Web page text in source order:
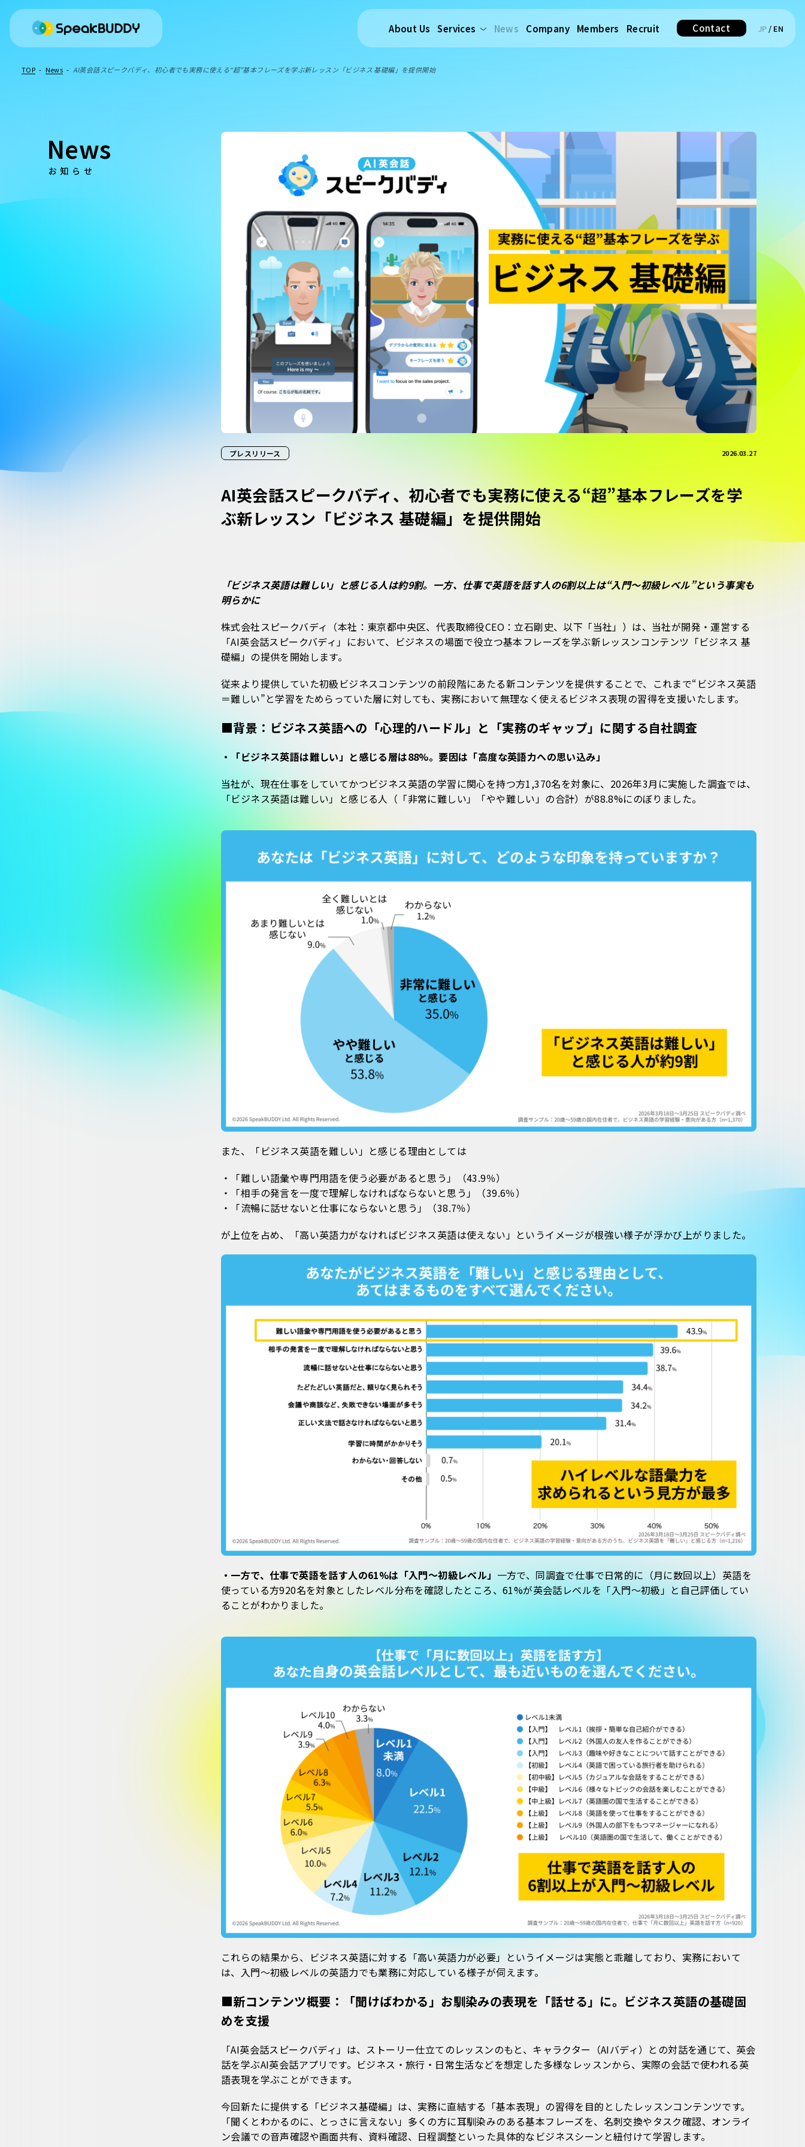
About Us Services News Company Members Recruit Contact JP / EN
TOP - News - AI英会話スピークバディ、初心者でも実務に使える“超”基本フレーズを学ぶ新レッスン「ビジネス 基礎編」を提供開始
News
お知らせ
プレスリリース 2026.03.27
AI英会話スピークバディ、初心者でも実務に使える“超”基本フレーズを学
ぶ新レッスン「ビジネス 基礎編」を提供開始
「ビジネス英語は難しい」と感じる人は約9割。一方、仕事で英語を話す人の6割以上は“入門〜初級レベル”という事実も
明らかに
株式会社スピークバディ（本社：東京都中央区、代表取締役CEO：立石剛史、以下「当社」）は、当社が開発・運営する
「AI英会話スピークバディ」において、ビジネスの場面で役立つ基本フレーズを学ぶ新レッスンコンテンツ「ビジネス 基
礎編」の提供を開始します。
従来より提供していた初級ビジネスコンテンツの前段階にあたる新コンテンツを提供することで、これまで“ビジネス英語
＝難しい”と学習をためらっていた層に対しても、実務において無理なく使えるビジネス表現の習得を支援いたします。
■背景：ビジネス英語への「心理的ハードル」と「実務のギャップ」に関する自社調査
・「ビジネス英語は難しい」と感じる層は88%。要因は「高度な英語力への思い込み」
当社が、現在仕事をしていてかつビジネス英語の学習に関心を持つ方1,370名を対象に、2026年3月に実施した調査では、
「ビジネス英語は難しい」と感じる人（「非常に難しい」「やや難しい」の合計）が88.8%にのぼりました。
また、「ビジネス英語を難しい」と感じる理由としては
・「難しい語彙や専門用語を使う必要があると思う」（43.9％）
・「相手の発言を一度で理解しなければならないと思う」（39.6％）
・「流暢に話せないと仕事にならないと思う」（38.7％）
が上位を占め、「高い英語力がなければビジネス英語は使えない」というイメージが根強い様子が浮かび上がりました。
・一方で、仕事で英語を話す人の61%は「入門〜初級レベル」 一方で、同調査で仕事で日常的に（月に数回以上）英語を
使っている方920名を対象としたレベル分布を確認したところ、61%が英会話レベルを「入門〜初級」と自己評価してい
ることがわかりました。
これらの結果から、ビジネス英語に対する「高い英語力が必要」というイメージは実態と乖離しており、実務において
は、入門〜初級レベルの英語力でも業務に対応している様子が伺えます。
■新コンテンツ概要：「聞けばわかる」お馴染みの表現を「話せる」に。ビジネス英語の基礎固
めを支援
「AI英会話スピークバディ」は、ストーリー仕立てのレッスンのもと、キャラクター（AIバディ）との対話を通じて、英会
話を学ぶAI英会話アプリです。ビジネス・旅行・日常生活などを想定した多様なレッスンから、実際の会話で使われる英
語表現を学ぶことができます。
今回新たに提供する「ビジネス基礎編」は、実務に直結する「基本表現」の習得を目的としたレッスンコンテンツです。
「聞くとわかるのに、とっさに言えない」多くの方に耳馴染みのある基本フレーズを、名刺交換やタスク確認、オンライ
ン会議での音声確認や画面共有、資料確認、日程調整といった具体的なビジネスシーンと紐付けて学習します。